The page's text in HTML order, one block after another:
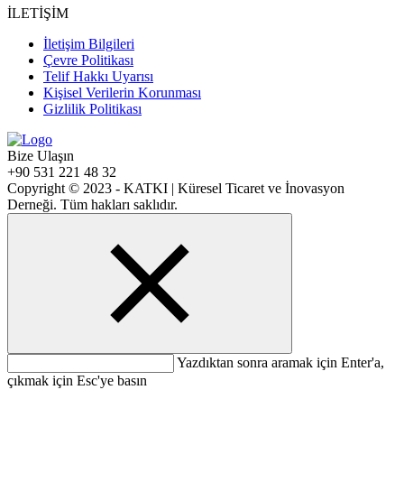
İLETİŞİM
İletişim Bilgileri
Çevre Politikası
Telif Hakkı Uyarısı
Kişisel Verilerin Korunması
Gizlilik Politikası
Bize Ulaşın
+90 531 221 48 32
Copyright © 2023 - KATKI | Küresel Ticaret ve İnovasyon
Derneği. Tüm hakları saklıdır.
Yazdıktan sonra aramak için Enter'a,
çıkmak için Esc'ye basın